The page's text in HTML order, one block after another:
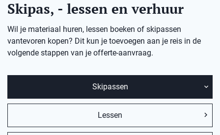
Skipas, - lessen en verhuur
Wil je materiaal huren, lessen boeken of skipassen
vantevoren kopen? Dit kun je toevoegen aan je reis in de
volgende stappen van je offerte-aanvraag.
Skipassen
Lessen